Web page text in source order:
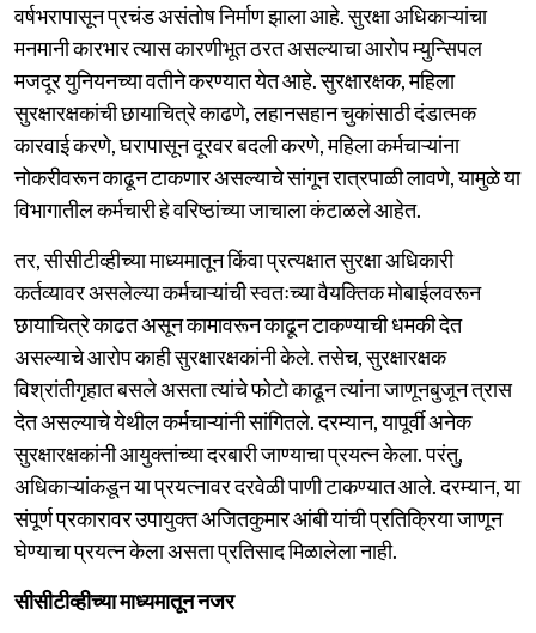
वर्षभरापासून प्रचंड असंतोष निर्माण झाला आहे. सुरक्षा अधिकाऱ्यांचा
मनमानी कारभार त्यास कारणीभूत ठरत असल्याचा आरोप म्युन्सिपल
मजदूर युनियनच्या वतीने करण्यात येत आहे. सुरक्षारक्षक, महिला
सुरक्षारक्षकांची छायाचित्रे काढणे, लहानसहान चुकांसाठी दंडात्मक
कारवाई करणे, घरापासून दूरवर बदली करणे, महिला कर्मचाऱ्यांना
नोकरीवरून काढून टाकणार असल्याचे सांगून रात्रपाळी लावणे, यामुळे या
विभागातील कर्मचारी हे वरिष्ठांच्या जाचाला कंटाळले आहेत.
तर, सीसीटीव्हीच्या माध्यमातून किंवा प्रत्यक्षात सुरक्षा अधिकारी
कर्तव्यावर असलेल्या कर्मचाऱ्यांची स्वतःच्या वैयक्तिक मोबाईलवरून
छायाचित्रे काढत असून कामावरून काढून टाकण्याची धमकी देत
असल्याचे आरोप काही सुरक्षारक्षकांनी केले. तसेच, सुरक्षारक्षक
विश्रांतीगृहात बसले असता त्यांचे फोटो काढून त्यांना जाणूनबुजून त्रास
देत असल्याचे येथील कर्मचाऱ्यांनी सांगितले. दरम्यान, यापूर्वी अनेक
सुरक्षारक्षकांनी आयुक्तांच्या दरबारी जाण्याचा प्रयत्न केला. परंतु,
अधिकाऱ्यांकडून या प्रयत्नावर दरवेळी पाणी टाकण्यात आले. दरम्यान, या
संपूर्ण प्रकारावर उपायुक्त अजितकुमार आंबी यांची प्रतिक्रिया जाणून
घेण्याचा प्रयत्न केला असता प्रतिसाद मिळालेला नाही.
सीसीटीव्हीच्या माध्यमातून नजर